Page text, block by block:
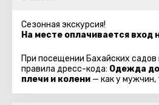
Сезонная экскурсия!
На месте оплачивается вход
При посещении Бахайских
правила дресс-кода: Одежда
плечи и колени — как у